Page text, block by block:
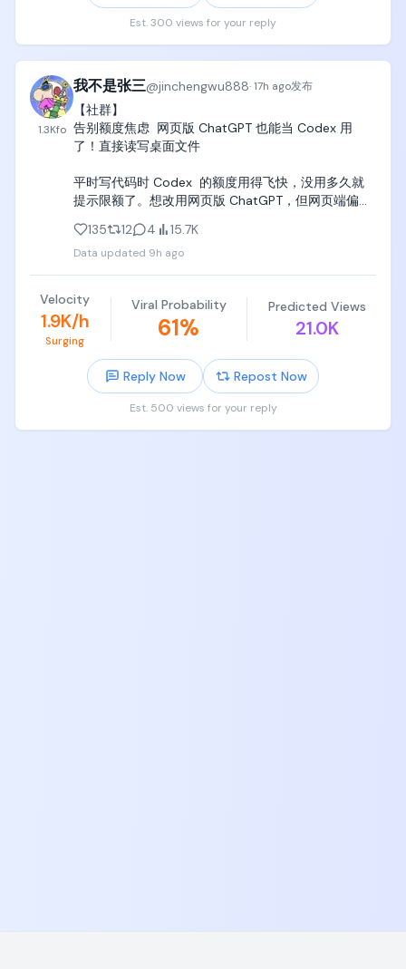
一定要买齐，在家里置办“党哥家庭图书馆”，孩子对知
识的欲望和冲动，远比对抖音直播间大美女的冲动要
强烈得多，当冲动来临的时候，一定要做好图书、知
识、教材的准备，让孩子凭借一腔热血和兴趣，选择
随机翻阅和学习。
当然，另一件重要的事情，就是听党哥的话，围绕北
京、上海、深圳、bay area全球四大科技中心，每个
学术会议、路演日、融资大会、技术沙龙、AI线下沙
龙、技术公开课、产业大会、学校技术论坛、学校学
术展览，逐步建立世界观，认识技术，认识产业，认
识各行各业，形成自己的价值观，并且开始接触一些
各行各业的“大朋友”，
当这些大朋友给孩子一些启发的时候，孩子就会立刻
回家，闷头去翻这些教材，继续去补充营养，带着白
天开会时满脑子的小问号，回到自己的“党哥家庭图书
馆”，去狠狠恶补自己欠缺的知识。
记住，除了买mac mini+大显示器+人体工程学座椅+订
阅coding plan，除了开会，家长首先要做到的，就是
Est. 300 views for your reply
1.3Kfo
我不是张三@jinchengwu888·17h ago发布
【社群】
告别额度焦虑  网页版 ChatGPT 也能当 Codex 用
了！直接读写桌面文件
平时写代码时 Codex  的额度用得飞快，没用多久就
提示限额了。想改用网页版 ChatGPT，但网页端偏偏
贴代码简直折磨。
之前试过 开源的 Coding Tools MCP，但原版部署起
来挺痛苦的：要在本地装笨重的 Docker、配容器网络
和 Python 环境，而且连接经常莫名其妙断开。
社群佬进行了改进   需要的去试试
https://t.co/DQIsN9cg54
135 12 4 15.7K
Data updated 9h ago
Velocity
1.9K/h
Surging
Viral Probability
61%
Predicted Views
21.0K
Reply Now Repost Now
Est. 500 views for your reply